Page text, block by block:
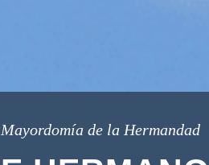
de la Hermandad